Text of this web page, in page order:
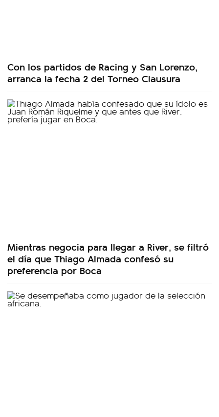
Con los partidos de Racing y San Lorenzo,
arranca la fecha 2 del Torneo Clausura
Mientras negocia para llegar a River, se filtró
el día que Thiago Almada confesó su
preferencia por Boca